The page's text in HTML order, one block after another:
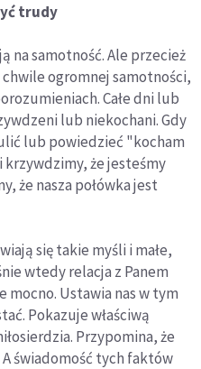
trudy
na samotność. Ale przecież
ogromnej samotności,
Całe dni lub
lub niekochani. Gdy
lub powiedzieć "kocham
krzywdzimy, że jesteśmy
że nasza połówka jest
się takie myśli i małe,
wtedy relacja z Panem
mocno. Ustawia nas w tym
Pokazuje właściwą
Przypomina, że
świadomość tych faktów